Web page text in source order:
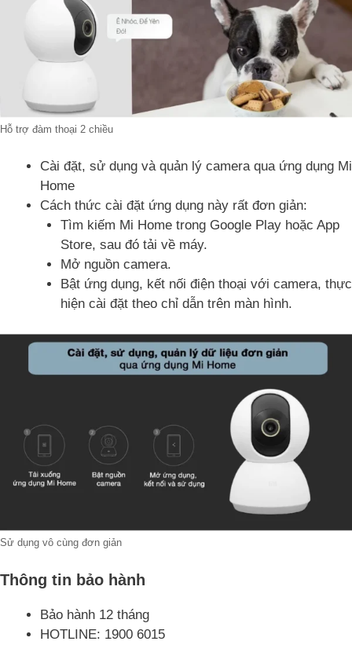
Hỗ trợ đàm thoại 2 chiều
Cài đặt, sử dụng và quản lý camera qua ứng dụng Mi
Home
Cách thức cài đặt ứng dụng này rất đơn giản:
Tìm kiếm Mi Home trong Google Play hoặc App
Store, sau đó tải về máy.
Mở nguồn camera.
Bật ứng dụng, kết nối điện thoại với camera, thực
hiện cài đặt theo chỉ dẫn trên màn hình.
Sử dụng vô cùng đơn giản
Thông tin bảo hành
Bảo hành 12 tháng
HOTLINE: 1900 6015